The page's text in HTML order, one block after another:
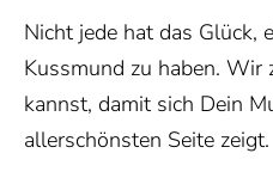
Nicht jede hat das Glück,
Kussmund zu haben. Wir
kannst, damit sich Dein
allerschönsten Seite zeigt.